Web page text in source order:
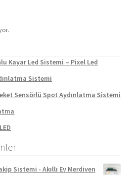
Kayar Led Sistemi – Pixel Led
Sistemi
Sensörlü Spot Aydınlatma Sistemi
Sistemi - Akıllı Ev Merdiven